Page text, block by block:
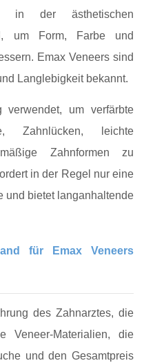
in der ästhetischen
um Form, Farbe und
Emax Veneers sind
Langlebigkeit bekannt.
verwendet, um verfärbte
Zahnlücken, leichte
Zahnformen zu
in der Regel nur eine
und bietet langanhaltende
für Emax Veneers
des Zahnarztes, die
Veneer-Materialien, die
und den Gesamtpreis